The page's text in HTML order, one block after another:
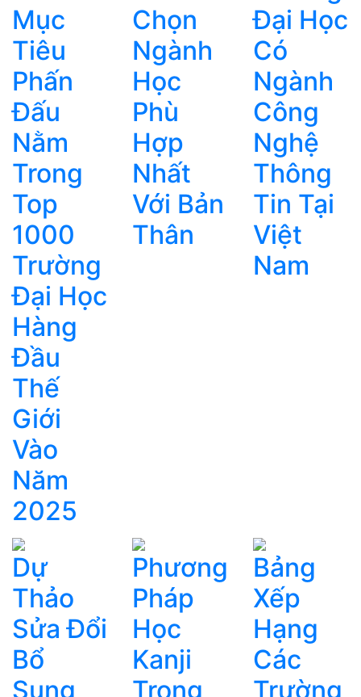
Mục
Tiêu
Phấn
Đấu
Nằm
Trong
Top
1000
Trường
Đại Học
Hàng
Đầu
Thế
Giới
Vào
Năm
2025
Chọn
Ngành
Học
Phù
Hợp
Nhất
Với Bản
Thân
Đại Học
Có
Ngành
Công
Nghệ
Thông
Tin Tại
Việt
Nam
Dự
Thảo
Sửa Đổi
Bổ
Sung
Phương
Pháp
Học
Kanji
Trong
Bảng
Xếp
Hạng
Các
Trường